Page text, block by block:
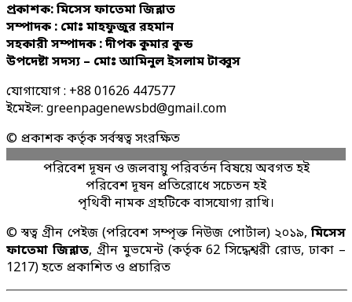
প্রকাশক: মিসেস ফাতেমা জিন্নাত
সম্পাদক : মোঃ মাহফুজুর রহমান
সহকারী সম্পাদক : দীপক কুমার কুন্ড
উপদেষ্টা সদস্য – মোঃ আমিনুল ইসলাম টাব্বুস
যোগাযোগ : +88 01626 447577
ইমেইল: greenpagenewsbd@gmail.com
© প্রকাশক কর্তৃক সর্বস্বত্ব সংরক্ষিত
পরিবেশ দূষন ও জলবায়ু পরিবর্তন বিষয়ে অবগত হই
পরিবেশ দূষন প্রতিরোধে সচেতন হই
পৃথিবী নামক গ্রহটিকে বাসযোগ্য রাখি।
© স্বত্ব গ্রীন পেইজ (পরিবেশ সম্পৃক্ত নিউজ পোর্টাল) ২০১৯, মিসেস
ফাতেমা জিন্নাত, গ্রীন মুভমেন্ট (কর্তৃক 62 সিদ্ধেশ্বরী রোড, ঢাকা –
1217) হতে প্রকাশিত ও প্রচারিত